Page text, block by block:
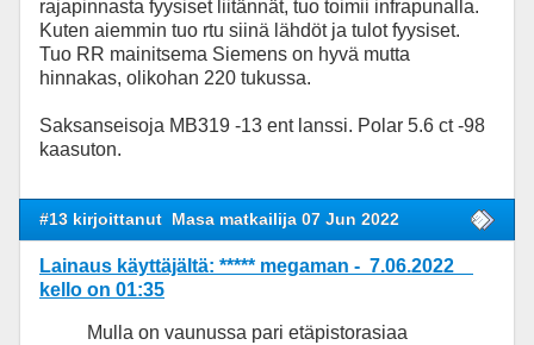
rajapinnasta fyysiset liitännät, tuo toimii infrapunalla.
Kuten aiemmin tuo rtu siinä lähdöt ja tulot fyysiset.
Tuo RR mainitsema Siemens on hyvä mutta
hinnakas, olikohan 220 tukussa.
Saksanseisoja MB319 -13 ent lanssi. Polar 5.6 ct -98
kaasuton.
#13 kirjoittanut Masa matkailija 07 Jun 2022
Lainaus käyttäjältä: ***** megaman - 7.06.2022
kello on 01:35
Mulla on vaunussa pari etäpistorasiaa